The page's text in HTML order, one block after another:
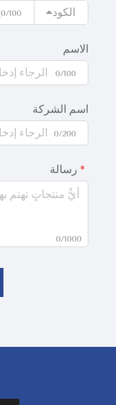
الكود
0/100
الاسم
0/100
اسم الشركة
0/200
رسالة
0/1000